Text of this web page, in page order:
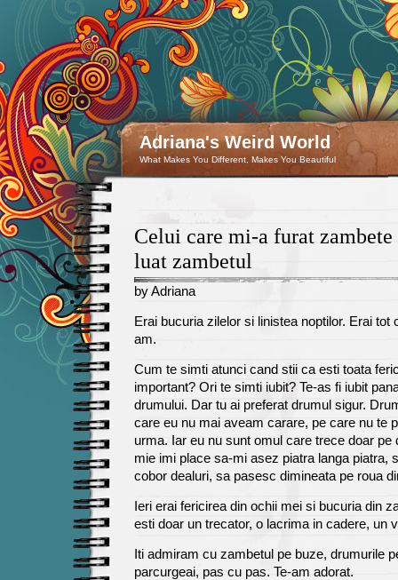
Adriana's Weird World
What Makes You Different, Makes You Beautiful
Celui care mi-a furat zambete
luat zambetul
by Adriana
December
5
Erai bucuria zilelor si linistea noptilor. Erai tot
am.
Cum te simti atunci cand stii ca esti toata
important? Ori te simti iubit? Te-as fi iubit
drumului. Dar tu ai preferat drumul sigur.
care eu nu mai aveam carare, pe care nu te
urma. Iar eu nu sunt omul care trece doar pe
mie imi place sa-mi asez piatra langa piatra,
cobor dealuri, sa pasesc dimineata pe roua
Ieri erai fericirea din ochii mei si bucuria din
esti doar un trecator, o lacrima in cadere, un
Iti admiram cu zambetul pe buze, drumurile
parcurgeai, pas cu pas. Te-am adorat.